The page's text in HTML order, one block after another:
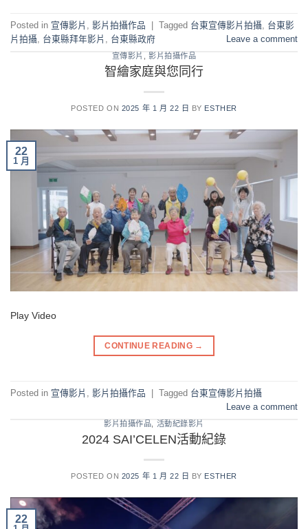
Posted in 宣傳影片 影片拍攝作品 | Tagged 台東宣傳影片拍攝 台東影
片拍攝 台東縣拜年影片 台東縣政府 Leave a comment
宣傳影片 影片拍攝作品
智繪家庭與您同行
POSTED ON 2025 年 1 月 22 日 BY ESTHER
22
1 月
Play Video
CONTINUE READING →
Posted in 宣傳影片 影片拍攝作品 Tagged 台東宣傳影片拍攝
Leave a comment
影片拍攝作品, 活動紀錄影片
2024 SAI’CELEN活動紀錄
POSTED ON 2025 年 1 月 22 日 BY ESTHER
22